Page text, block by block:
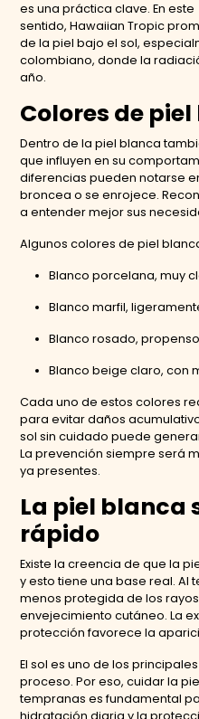
es una práctica clave. En este
sentido, Hawaiian Tropic
de la piel bajo el sol,
colombiano, donde la
año.
Colores de
Dentro de la piel blanca
que influyen en su
diferencias pueden notarse
broncea o se enrojece.
a entender mejor sus
Algunos colores de piel
Blanco porcelana, muy
Blanco marfil,
Blanco rosado,
Blanco beige claro, con
Cada uno de estos colores
para evitar daños
sol sin cuidado puede
La prevención siempre será
ya presentes.
La piel blanca
rápido
Existe la creencia de que la
y esto tiene una base real. Al
menos protegida de los
envejecimiento cutáneo. La
protección favorece la
El sol es uno de los
proceso. Por eso, cuidar la
tempranas es fundamental
hidratación diaria y la